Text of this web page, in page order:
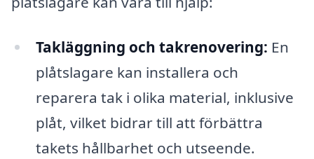
Takläggning och takrenovering: En
plåtslagare kan installera och
reparera tak i olika material, inklusive
plåt, vilket bidrar till att förbättra
takets hållbarhet och utseende.